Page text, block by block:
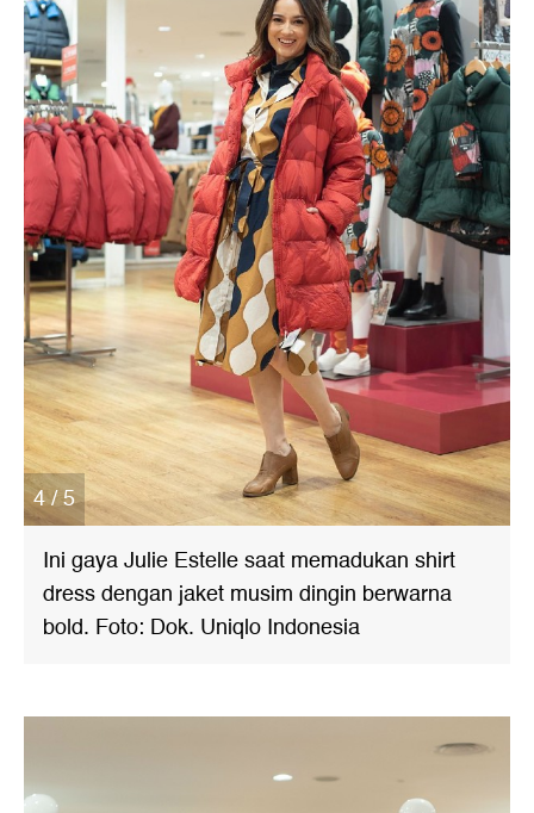
4 / 5
Ini gaya Julie Estelle saat memadukan shirt
dress dengan jaket musim dingin berwarna
bold. Foto: Dok. Uniqlo Indonesia